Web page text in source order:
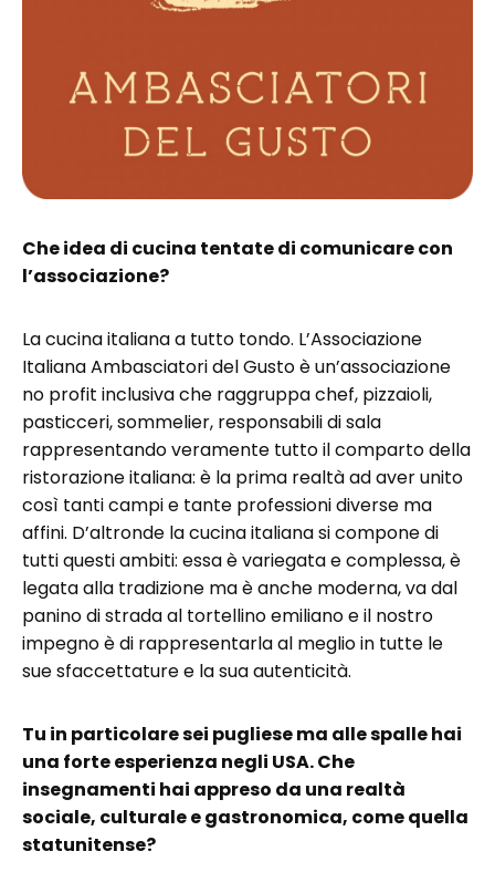
Che idea di cucina tentate di comunicare con
l’associazione?
La cucina italiana a tutto tondo. L’Associazione
Italiana Ambasciatori del Gusto è un’associazione
no profit inclusiva che raggruppa chef, pizzaioli,
pasticceri, sommelier, responsabili di sala
rappresentando veramente tutto il comparto della
ristorazione italiana: è la prima realtà ad aver unito
così tanti campi e tante professioni diverse ma
affini. D’altronde la cucina italiana si compone di
tutti questi ambiti: essa è variegata e complessa, è
legata alla tradizione ma è anche moderna, va dal
panino di strada al tortellino emiliano e il nostro
impegno è di rappresentarla al meglio in tutte le
sue sfaccettature e la sua autenticità.
Tu in particolare sei pugliese ma alle spalle hai
una forte esperienza negli USA. Che
insegnamenti hai appreso da una realtà
sociale, culturale e gastronomica, come quella
statunitense?